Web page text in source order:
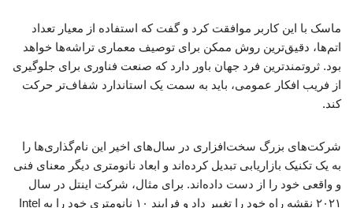
ماسک با این کاربر موافقت کرد و گفت که استفاده از معیار تعداد
اتم‌ها، دقیق‌ترین روش ممکن برای توصیف معماری تراشه‌ها خواهد
بود. ثروتمندترین فرد جهان باور دارد که صنعت فناوری برای جلوگیری
از فریب افکار عمومی، باید به سمت یک استاندارد شفاف‌تر حرکت
کند.
شرکت‌های بزرگ سخت‌افزاری در سال‌های اخیر این نام‌گذاری‌ها را
به یک تکنیک بازاریابی تبدیل کرده‌اند و ابعاد نانومتری دیگر معنای فنی
و واقعی خود را از دست داده‌اند. برای مثال، شرکت اینتل در سال
۲۰۲۱ نقشه راه خود را تغییر داد و فرایند ۱۰ نانومتری خود را به Intel